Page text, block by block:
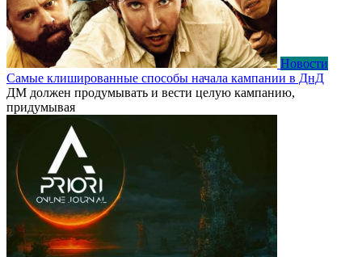
Новости
Самые клишированные способы начала кампании в ДнД
ДМ должен продумывать и вести целую кампанию,
придумывая